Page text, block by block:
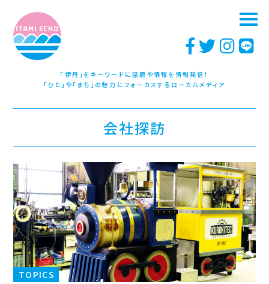
「伊丹」をキーワードに話題や情報を情報発信！
「ひと」や「まち」の魅力にフォーカスするローカルメディア
会社探訪
TOPICS